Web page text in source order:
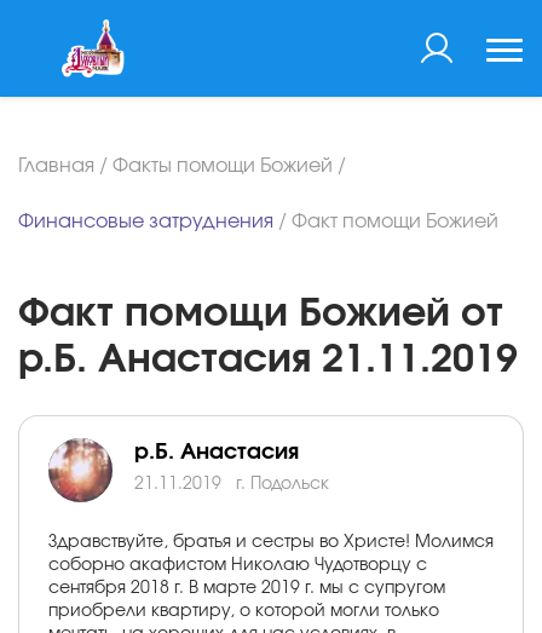
Главная / Факты помощи Божией /
Финансовые затруднения / Факт помощи Божией
Факт помощи Божией от
р.Б. Анастасия 21.11.2019
р.Б. Анастасия
21.11.2019 г. Подольск
Здравствуйте, братья и сестры во Христе! Молимся
соборно акафистом Николаю Чудотворцу с
сентября 2018 г. В марте 2019 г. мы с супругом
приобрели квартиру, о которой могли только